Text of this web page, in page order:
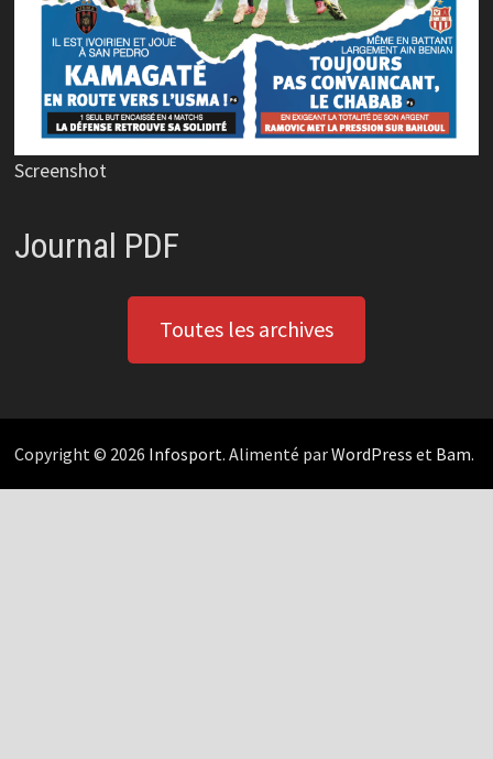
Screenshot
Journal PDF
Toutes les archives
Copyright © 2026 Infosport. Alimenté parWordPress et Bam.